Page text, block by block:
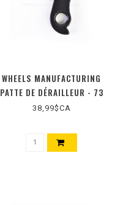
WHEELS MANUFACTURING
PATTE DE DÉRAILLEUR - 73
38,99$CA